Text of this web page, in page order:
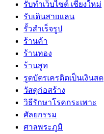
รับทำเว็บไซต์ เชียงใหม่
รับเดินสายแลน
รั้วสำเร็จรูป
ร้านค้า
ร้านทอง
ร้านสูท
รูดบัตรเครดิตเป็นเงินสด
วัสดุก่อสร้าง
วิธีรักษาโรคกระเพาะ
ศัลยกรรม
ศาลพระภูมิ